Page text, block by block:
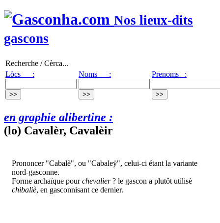
Nos lieux-dits
gascons
Recherche / Cèrca...
Lòcs :
Noms : Prenoms :
en graphie alibertine :
(lo) Cavalèr, Cavalèir
Prononcer "Cabalè", ou "Cabaleÿ", celui-ci étant la variante
nord-gasconne.
Forme archaïque pourchevalier? le gascon a plutôt utilisé
chibaliè, en gasconnisant ce dernier.